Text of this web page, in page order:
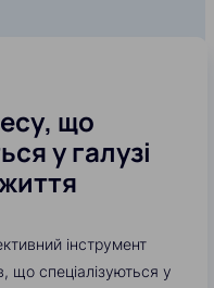
що
у галузі
інструмент
що спеціалізуються у